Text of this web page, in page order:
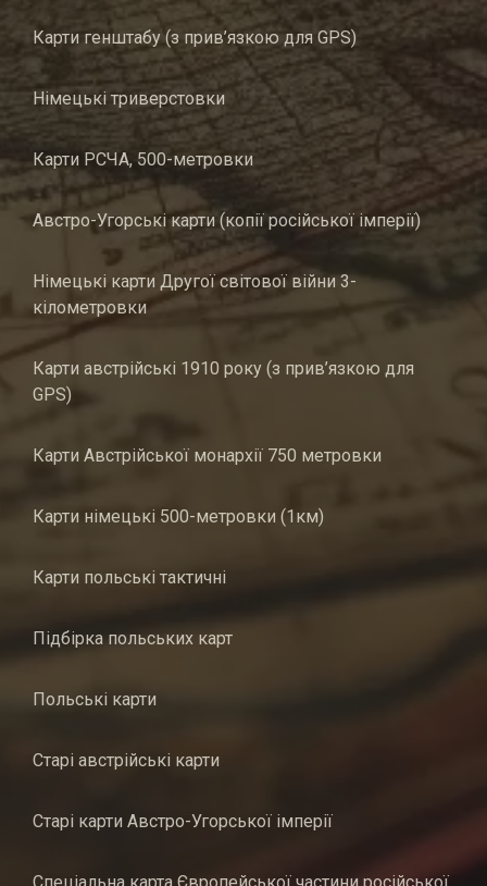
Карти генштабу (з прив’язкою для GPS)
Німецькі триверстовки
Карти РСЧА, 500-метровки
Австро-Угорські карти (копії російської імперії)
Німецькі карти Другої світової війни 3-
кілометровки
Карти австрійські 1910 року (з прив’язкою для
GPS)
Карти Австрійської монархії 750 метровки
Карти німецькі 500-метровки (1км)
Карти польські тактичні
Підбірка польських карт
Польські карти
Старі австрійські карти
Старі карти Австро-Угорської імперії